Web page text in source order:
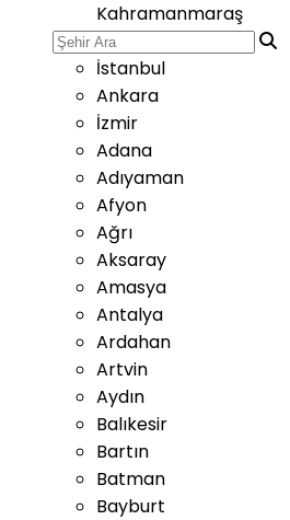
Kahramanmaraş
İstanbul
Ankara
İzmir
Adana
Adıyaman
Afyon
Ağrı
Aksaray
Amasya
Antalya
Ardahan
Artvin
Aydın
Balıkesir
Bartın
Batman
Bayburt